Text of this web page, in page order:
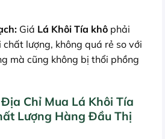
Giá Lá Khôi Tía khôphải
lượng, không quá rẻ so với
mà cũng không bị thổi phồng
Chỉ Mua Lá Khôi Tía
Lượng Hàng Đầu Thị